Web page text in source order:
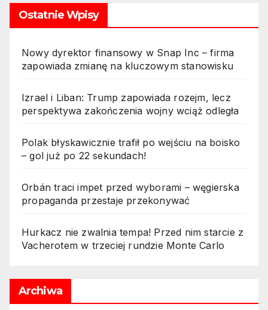
Ostatnie Wpisy
Nowy dyrektor finansowy w Snap Inc – firma
zapowiada zmianę na kluczowym stanowisku
Izrael i Liban: Trump zapowiada rozejm, lecz
perspektywa zakończenia wojny wciąż odległa
Polak błyskawicznie trafił po wejściu na boisko
– gol już po 22 sekundach!
Orbán traci impet przed wyborami – węgierska
propaganda przestaje przekonywać
Hurkacz nie zwalnia tempa! Przed nim starcie z
Vacherotem w trzeciej rundzie Monte Carlo
Archiwa